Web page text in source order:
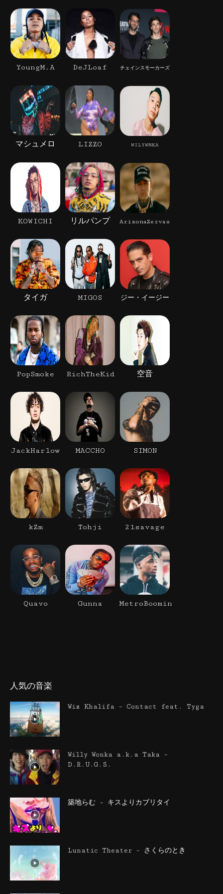
YoungM.A DeJLoaf チェインスモーカーズ
マシュメロ LIZZO WILYWNKA
KOWICHI リルパンプ ArizonaZervas
タイガ MIGOS ジー・イージー
PopSmoke RichTheKid 空音
JackHarlow MACCHO SIMON
kZm Tohji 21savage
Quavo Gunna MetroBoomin
人気の音楽
Wiz Khalifa – Contact feat. Tyga
Willy Wonka a.k.a Taka –
D.R.U.G.S.
築地らむ – キスよりカブリタイ
Lunatic Theater – さくらのとき